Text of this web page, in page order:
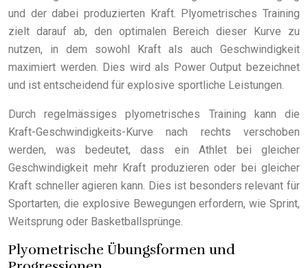
und der dabei produzierten Kraft. Plyometrisches Training
zielt darauf ab, den optimalen Bereich dieser Kurve zu
nutzen, in dem sowohl Kraft als auch Geschwindigkeit
maximiert werden. Dies wird als Power Output bezeichnet
und ist entscheidend für explosive sportliche Leistungen.
Durch regelmässiges plyometrisches Training kann die
Kraft-Geschwindigkeits-Kurve nach rechts verschoben
werden, was bedeutet, dass ein Athlet bei gleicher
Geschwindigkeit mehr Kraft produzieren oder bei gleicher
Kraft schneller agieren kann. Dies ist besonders relevant für
Sportarten, die explosive Bewegungen erfordern, wie Sprint,
Weitsprung oder Basketballsprünge.
Plyometrische Übungsformen und